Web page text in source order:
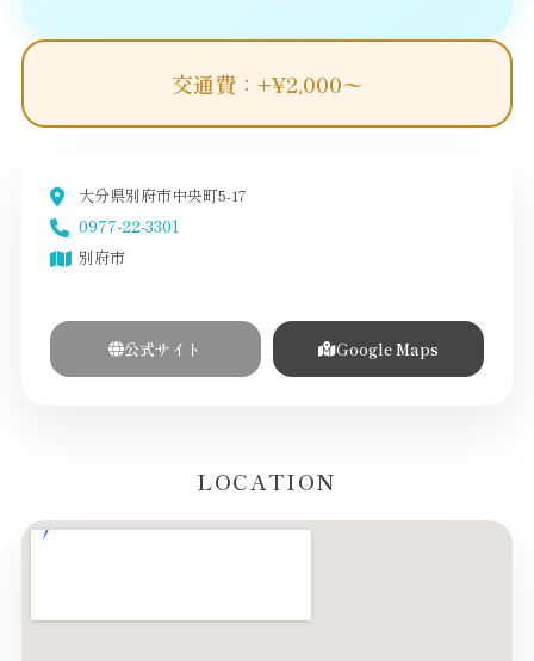
交通費：+¥2,000〜
大分県別府市中央町5-17
0977-22-3301
別府市
公式サイト Google Maps
LOCATION